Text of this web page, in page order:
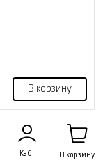
Каб. В корзину
В корзину